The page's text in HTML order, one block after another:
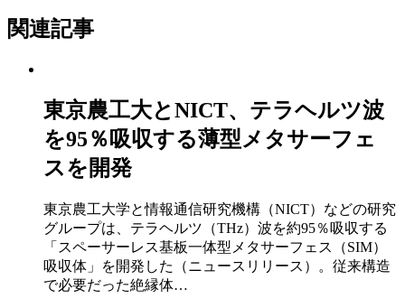
関連記事
東京農工大とNICT、テラヘルツ波
を95％吸収する薄型メタサーフェ
スを開発
東京農工大学と情報通信研究機構（NICT）などの研究
グループは、テラヘルツ（THz）波を約95％吸収する
「スペーサーレス基板一体型メタサーフェス（SIM）
吸収体」を開発した（ニュースリリース）。従来構造
で必要だった絶縁体…